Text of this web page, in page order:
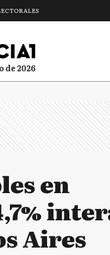
de 2026
en
Aires